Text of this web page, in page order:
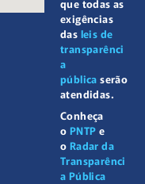
que todas as
exigências
das leis de
transparênci
a
pública serão
atendidas.
Conheça
o PNTP e
o Radar da
Transparênci
a Pública